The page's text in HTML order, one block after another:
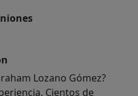
Lozano Gómez?
Cientos de